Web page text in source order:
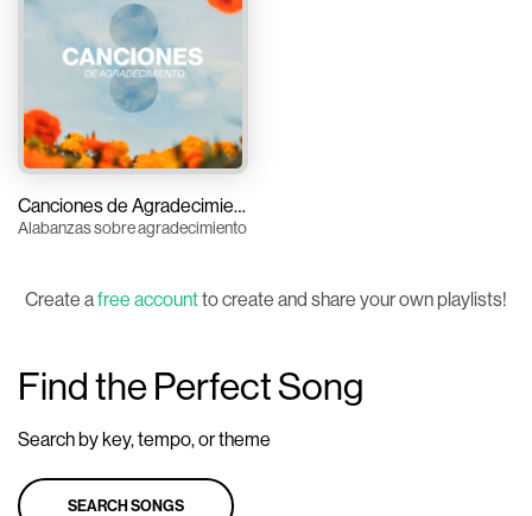
Canciones de Agradecimiento
Alabanzas sobre agradecimiento
Create afree accountto create and share your own playlists!
Find the Perfect Song
Search by key, tempo, or theme
SEARCH SONGS